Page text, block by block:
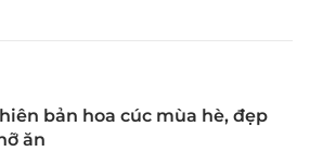
bản hoa cúc mùa hè, đẹp
ăn